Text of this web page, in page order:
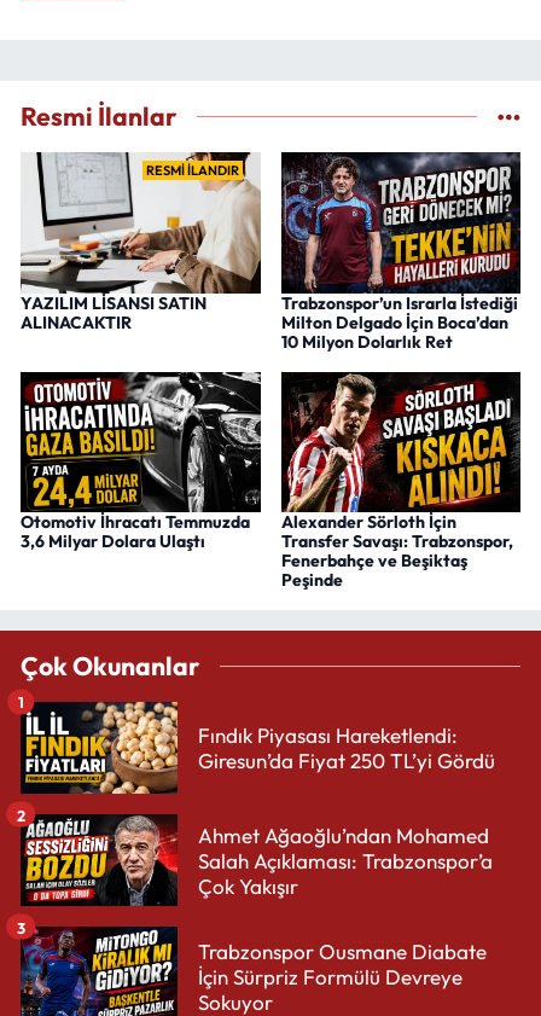
Resmi İlanlar
RESMİ İLANDIR
YAZILIM LİSANSI SATIN
ALINACAKTIR
Trabzonspor’un Israrla İstediği
Milton Delgado İçin Boca’dan
10 Milyon Dolarlık Ret
Otomotiv İhracatı Temmuzda
3,6 Milyar Dolara Ulaştı
Alexander Sörloth İçin
Transfer Savaşı: Trabzonspor,
Fenerbahçe ve Beşiktaş
Peşinde
Çok Okunanlar
Fındık Piyasası Hareketlendi:
Giresun’da Fiyat 250 TL’yi Gördü
1
Ahmet Ağaoğlu’ndan Mohamed
Salah Açıklaması: Trabzonspor’a
Çok Yakışır
2
Trabzonspor Ousmane Diabate
İçin Sürpriz Formülü Devreye
Sokuyor
3